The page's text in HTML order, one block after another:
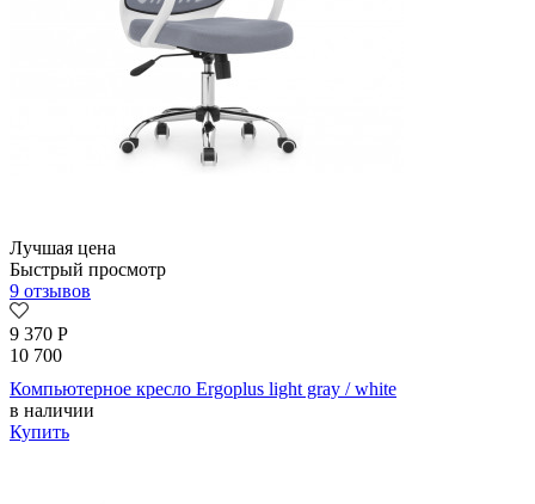
Лучшая цена
Быстрый просмотр
9 отзывов
9 370 Р
10 700
Компьютерное кресло Ergoplus light gray / white
в наличии
Купить